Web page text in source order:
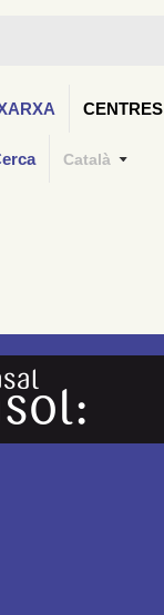
CENTRES
Català